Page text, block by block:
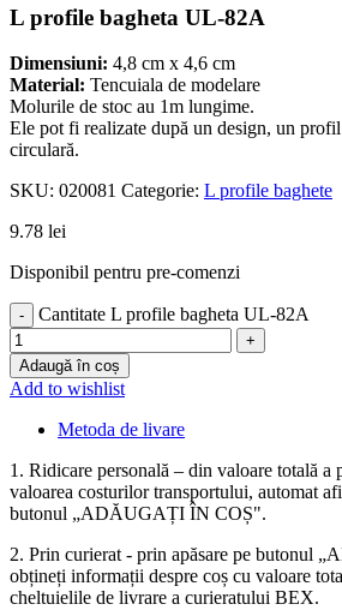
L profile bagheta UL-82A
Dimensiuni: 4,8 cm x 4,6 cm
Material: Tencuiala de modelare
Molurile de stoc au 1m lungime.
Ele pot fi realizate după un design, un
circulară.
SKU: 020081 Categorie: L profile baghete
9.78 lei
Disponibil pentru pre-comenzi
Cantitate L profile bagheta UL-82A
Adaugă în coș
Add to wishlist
Metoda de livare
1. Ridicare personală – din valoare totală a
valoarea costurilor transportului, automat
butonul „ADĂUGAȚI ÎN COȘ".
2. Prin curierat - prin apăsare pe butonul
obțineți informații despre coș cu valoare
cheltuielile de livrare a curieratului BEX.